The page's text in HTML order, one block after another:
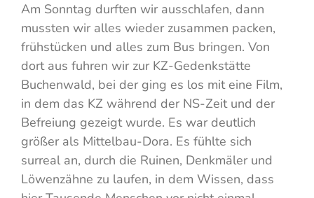
Am Sonntag durften wir ausschlafen, dann
mussten wir alles wieder zusammen packen,
frühstücken und alles zum Bus bringen. Von
dort aus fuhren wir zur KZ-Gedenkstätte
Buchenwald, bei der ging es los mit eine Film,
in dem das KZ während der NS-Zeit und der
Befreiung gezeigt wurde. Es war deutlich
größer als Mittelbau-Dora. Es fühlte sich
surreal an, durch die Ruinen, Denkmäler und
Löwenzähne zu laufen, in dem Wissen, dass